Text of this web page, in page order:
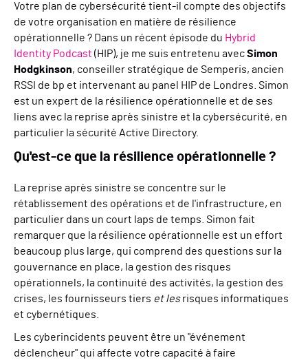
Votre plan de cybersécurité tient-il compte des objectifs
de votre organisation en matière de résilience
opérationnelle ? Dans un récent épisode du Hybrid
Identity Podcast (HIP), je me suis entretenu avecSimon
Hodgkinson, conseiller stratégique de Semperis, ancien
RSSI de bp et intervenant au panel HIP de Londres. Simon
est un expert de la résilience opérationnelle et de ses
liens avec la reprise après sinistre et la cybersécurité, en
particulier la sécurité Active Directory.
Qu'est-ce que la résilience opérationnelle ?
La reprise après sinistre se concentre sur le
rétablissement des opérations et de l'infrastructure, en
particulier dans un court laps de temps. Simon fait
remarquer que la résilience opérationnelle est un effort
beaucoup plus large, qui comprend des questions sur la
gouvernance en place, la gestion des risques
opérationnels, la continuité des activités, la gestion des
crises, les fournisseurs tiers et lesrisques informatiques
et cybernétiques.
Les cyberincidents peuvent être un "événement
déclencheur" qui affecte votre capacité à faire